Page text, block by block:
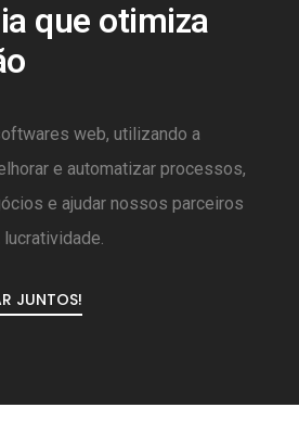
que otimiza
web, utilizando a
e automatizar processos,
e ajudar nossos parceiros
JUNTOS!